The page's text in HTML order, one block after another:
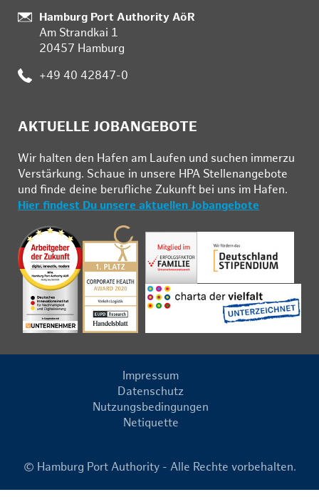
:
Hamburg Port Authority AöR
Am Strandkai 1
20457 Hamburg
: +49 40 42847-0
AKTUELLE JOBANGEBOTE
Wir hal­ten den Ha­fen am Lau­fen und su­chen im­mer­zu
Ver­stär­kung. Schau­e in un­se­re HPA Stel­len­an­ge­bo­te
und fin­de deine be­ruf­li­che Zu­kunft bei uns im Ha­fen.
Hier findest Du unsere aktuellen Jobangebote
Impressum
Datenschutz
Nutzungsbedingungen
Netiquette
© Hamburg Port Authority - Alle Rechte vorbehalten.